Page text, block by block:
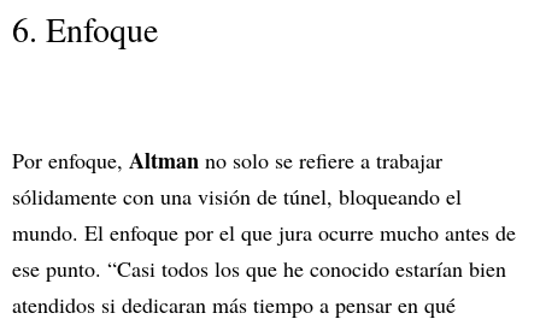
6. Enfoque
Por enfoque, Altman no solo se refiere a trabajar
sólidamente con una visión de túnel, bloqueando el
mundo. El enfoque por el que jura ocurre mucho antes de
ese punto. “Casi todos los que he conocido estarían bien
atendidos si dedicaran más tiempo a pensar en qué